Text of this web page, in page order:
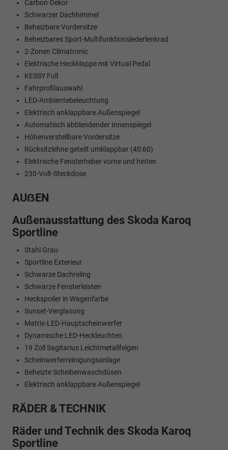
Carbon-Dekor
Schwarzer Dachhimmel
Beheizbare Vordersitze
Beheizbares Sport-Multifunktionslederlenkrad
2-Zonen Climatronic
Elektrische Heckklappe mit Virtual Pedal
KESSY Full
Fahrprofilauswahl
LED-Ambientebeleuchtung
Elektrisch anklappbare Außenspiegel
Automatisch abblendender Innenspiegel
Höhenverstellbare Vordersitze
Rücksitzlehne geteilt umklappbar (40:60)
Elektrische Fensterheber vorne und hinten
230-Volt-Steckdose
AUẞEN
Außenausstattung des Skoda Karoq
Sportline
Stahl Grau
Sportline Exterieur
Schwarze Dachreling
Schwarze Fensterleisten
Heckspoiler in Wagenfarbe
Sunset-Verglasung
Matrix-LED-Hauptscheinwerfer
Dynamische LED-Heckleuchten
19 Zoll Sagitarius Leichtmetallfelgen
Scheinwerferreinigungsanlage
Beheizte Scheibenwaschdüsen
Elektrisch anklappbare Außenspiegel
RÄDER & TECHNIK
Räder und Technik des Skoda Karoq
Sportline